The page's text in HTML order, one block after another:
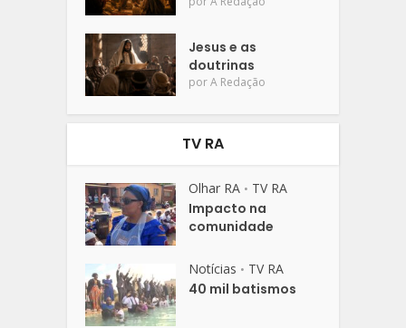
Jesus e as
doutrinas
porA Redação
TV RA
Olhar RA • TV RA
Impacto na
comunidade
Notícias • TV RA
40 mil batismos